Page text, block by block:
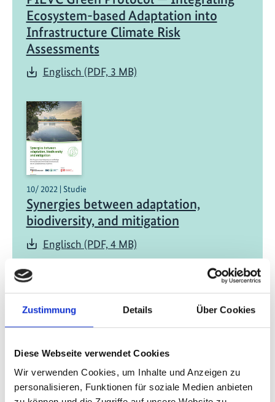
Zustimmung Details Über Cookies
Diese Webseite verwendet Cookies
Wir verwenden Cookies, um Inhalte und Anzeigen zu
personalisieren, Funktionen für soziale Medien anbieten
Ecosystem-based Adaptation into
Infrastructure Climate Risk
Assessments
Englisch (PDF, 3 MB)
10/ 2022 | Studie
Synergies between adaptation,
biodiversity, and mitigation
Englisch (PDF, 4 MB)
Why working with nature pays off: The
case for investing in Ecosystem-based